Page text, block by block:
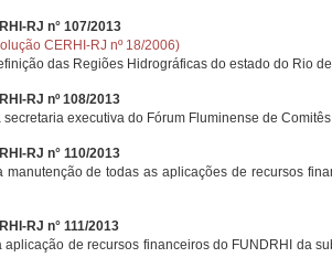
RJ n° 107/2013
CERHI-RJ nº 18/2006)
das Regiões Hidrográficas do estado do Rio
RJ nº 108/2013
secretaria executiva do Fórum Fluminense de
RJ n° 110/2013
manutenção de todas as aplicações de recursos
RJ n° 111/2013
aplicação de recursos financeiros do FUNDRHI da